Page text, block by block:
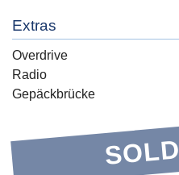
Extras
Overdrive
Radio
Gepäckbrücke
SOLD